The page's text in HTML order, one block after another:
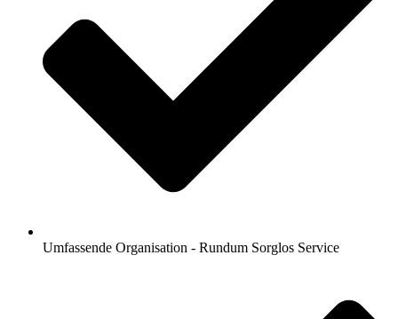
Umfassende Organisation - Rundum Sorglos Service